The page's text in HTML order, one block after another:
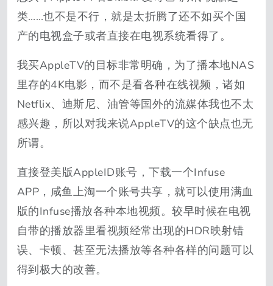
类……也不是不行，就是太折腾了还不如买个国
产的电视盒子或者直接在电视系统看得了。
我买AppleTV的目标非常明确，为了播本地NAS
里存的4K电影，而不是看各种在线视频，诸如
Netflix、迪斯尼、油管等国外的流媒体我也不太
感兴趣，所以对我来说AppleTV的这个缺点也无
所谓。
直接登美版AppleID账号，下载一个Infuse
APP，咸鱼上淘一个账号共享，就可以使用满血
版的Infuse播放各种本地视频。较早时候在电视
自带的播放器里看视频经常出现的HDR映射错
误、卡顿、甚至无法播放等各种各样的问题可以
得到极大的改善。